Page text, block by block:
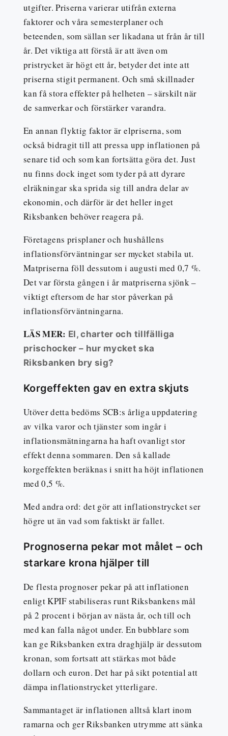
utgifter. Priserna varierar utifrån externa
faktorer och våra semesterplaner och
beteenden, som sällan ser likadana ut från år till
år. Det viktiga att förstå är att även om
pristrycket är högt ett år, betyder det inte att
priserna stigit permanent. Och små skillnader
kan få stora effekter på helheten – särskilt när
de samverkar och förstärker varandra.
En annan flyktig faktor är elpriserna, som
också bidragit till att pressa upp inflationen på
senare tid och som kan fortsätta göra det. Just
nu finns dock inget som tyder på att dyrare
elräkningar ska sprida sig till andra delar av
ekonomin, och därför är det heller inget
Riksbanken behöver reagera på.
Företagens prisplaner och hushållens
inflationsförväntningar ser mycket stabila ut.
Matpriserna föll dessutom i augusti med 0,7 %.
Det var första gången i år matpriserna sjönk –
viktigt eftersom de har stor påverkan på
inflationsförväntningarna.
LÄS MER: El, charter och tillfälliga
prischocker – hur mycket ska
Riksbanken bry sig?
Korgeffekten gav en extra skjuts
Utöver detta bedöms SCB:s årliga uppdatering
av vilka varor och tjänster som ingår i
inflationsmätningarna ha haft ovanligt stor
effekt denna sommaren. Den så kallade
korgeffekten beräknas i snitt ha höjt inflationen
med 0,5 %.
Med andra ord: det gör att inflationstrycket ser
högre ut än vad som faktiskt är fallet.
Prognoserna pekar mot målet – och
starkare krona hjälper till
De flesta prognoser pekar på att inflationen
enligt KPIF stabiliseras runt Riksbankens mål
på 2 procent i början av nästa år, och till och
med kan falla något under. En bubblare som
kan ge Riksbanken extra draghjälp är dessutom
kronan, som fortsatt att stärkas mot både
dollarn och euron. Det har på sikt potential att
dämpa inflationstrycket ytterligare.
Sammantaget är inflationen alltså klart inom
ramarna och ger Riksbanken utrymme att sänka